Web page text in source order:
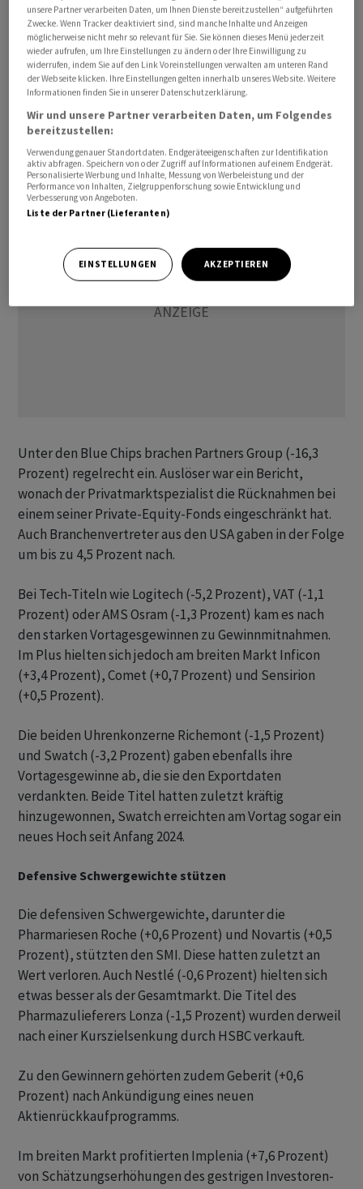
Der Swiss Market Index (SMI) schloss zur Wochenmitte
0,66 Prozent tiefer bei 13'218,32 Punkten. Von den 20
SMI-Aktien gaben 14 nach. Der SMIM der mittelgrossen
Werte verlor 0,26 Prozent auf 2976,77 Punkte und der
breite SPI 0,60 Prozent auf 18'739,30 Punkte. Auch die
europäischen Börsen in Frankfurt oder Paris schlossen
im Minus, während es an der Wall Street ebenfalls
bergab geht.
Unter den Blue Chips brachen Partners Group (-16,3
Prozent) regelrecht ein. Auslöser war ein Bericht,
wonach der Privatmarktspezialist die Rücknahmen bei
einem seiner Private-Equity-Fonds eingeschränkt hat.
Auch Branchenvertreter aus den USA gaben in der Folge
um bis zu 4,5 Prozent nach.
Bei Tech-Titeln wie Logitech (-5,2 Prozent), VAT (-1,1
Prozent) oder AMS Osram (-1,3 Prozent) kam es nach
den starken Vortagesgewinnen zu Gewinnmitnahmen.
Im Plus hielten sich jedoch am breiten Markt Inficon
(+3,4 Prozent), Comet (+0,7 Prozent) und Sensirion
(+0,5 Prozent).
Die beiden Uhrenkonzerne Richemont (-1,5 Prozent)
und Swatch (-3,2 Prozent) gaben ebenfalls ihre
Vortagesgewinne ab, die sie den Exportdaten
verdankten. Beide Titel hatten zuletzt kräftig
hinzugewonnen, Swatch erreichten am Vortag sogar ein
neues Hoch seit Anfang 2024.
Defensive Schwergewichte stützen
Die defensiven Schwergewichte, darunter die
Pharmariesen Roche (+0,6 Prozent) und Novartis (+0,5
Prozent), stützten den SMI. Diese hatten zuletzt an
Wert verloren. Auch Nestlé (-0,6 Prozent) hielten sich
etwas besser als der Gesamtmarkt. Die Titel des
Pharmazulieferers Lonza (-1,5 Prozent) wurden derweil
nach einer Kurszielsenkung durch HSBC verkauft.
Zu den Gewinnern gehörten zudem Geberit (+0,6
Prozent) nach Ankündigung eines neuen
Aktienrückkaufprogramms.
Im breiten Markt profitierten Implenia (+7,6 Prozent)
von Schätzungserhöhungen des gestrigen Investoren-
unsere Partner verarbeiten Daten, um Ihnen Dienste bereitzustellen“ aufgeführten
Zwecke. Wenn Tracker deaktiviert sind, sind manche Inhalte und Anzeigen
möglicherweise nicht mehr so relevant für Sie. Sie können dieses Menü jederzeit
wieder aufrufen, um Ihre Einstellungen zu ändern oder Ihre Einwilligung zu
widerrufen, indem Sie auf den Link Voreinstellungen verwalten am unteren Rand
der Webseite klicken. Ihre Einstellungen gelten innerhalb unseres Website. Weitere
Informationen finden Sie in unserer Datenschutzerklärung.
Wir und unsere Partner verarbeiten Daten, um Folgendes
bereitzustellen:
Verwendung genauer Standortdaten. Endgeräteeigenschaften zur Identifikation
aktiv abfragen. Speichern von oder Zugriff auf Informationen auf einem Endgerät.
Personalisierte Werbung und Inhalte, Messung von Werbeleistung und der
Performance von Inhalten, Zielgruppenforschung sowie Entwicklung und
Verbesserung von Angeboten.
Liste der Partner (Lieferanten)
EINSTELLUNGEN AKZEPTIEREN